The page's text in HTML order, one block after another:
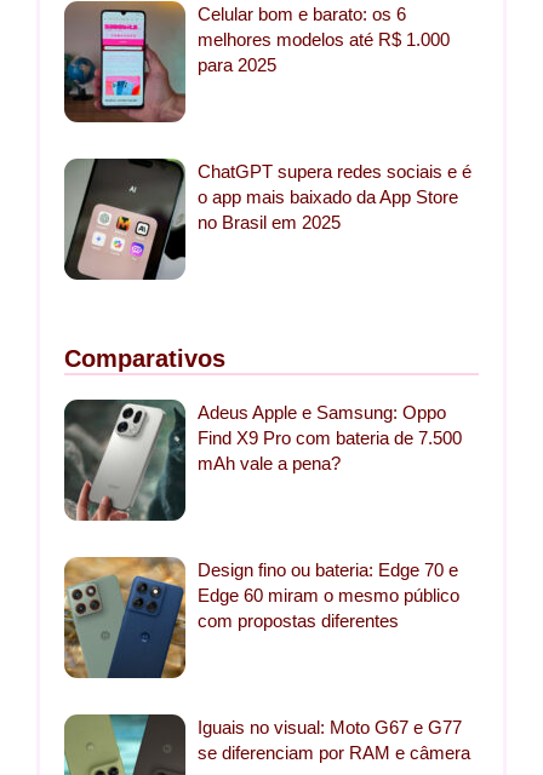
Celular bom e barato: os 6
melhores modelos até R$ 1.000
para 2025
ChatGPT supera redes sociais e é
o app mais baixado da App Store
no Brasil em 2025
Comparativos
Adeus Apple e Samsung: Oppo
Find X9 Pro com bateria de 7.500
mAh vale a pena?
Design fino ou bateria: Edge 70 e
Edge 60 miram o mesmo público
com propostas diferentes
Iguais no visual: Moto G67 e G77
se diferenciam por RAM e câmera